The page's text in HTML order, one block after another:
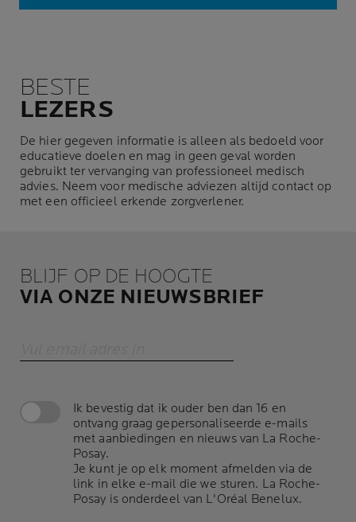
BESTE
LEZERS
De hier gegeven informatie is alleen als bedoeld voor
educatieve doelen en mag in geen geval worden
gebruikt ter vervanging van professioneel medisch
advies. Neem voor medische adviezen altijd contact op
met een officieel erkende zorgverlener.
BLIJF OP DE HOOGTE
VIA ONZE NIEUWSBRIEF
Ik bevestig dat ik ouder ben dan 16 en
ontvang graag gepersonaliseerde e-mails
met aanbiedingen en nieuws van La Roche-
Posay.
Je kunt je op elk moment afmelden via de
link in elke e-mail die we sturen. La Roche-
Posay is onderdeel van L'Oréal Benelux.